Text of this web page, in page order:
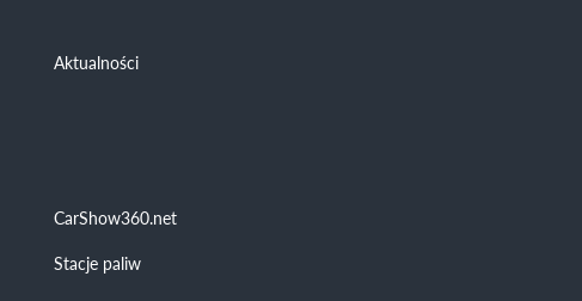
Aktualności
CarShow360.net
Stacje paliw